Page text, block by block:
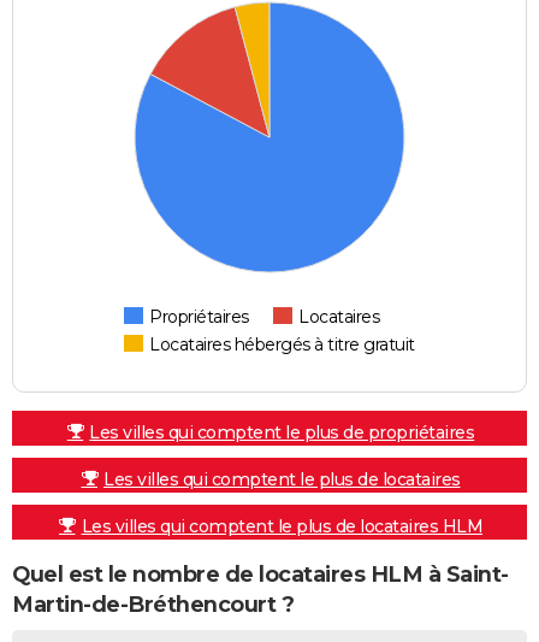
Propriétaires
Locataires
Locataires hébergés à titre gratuit
Les villes qui comptent le plus de propriétaires
Les villes qui comptent le plus de locataires
Les villes qui comptent le plus de locataires HLM
Quel est le nombre de locataires HLM à Saint-
Martin-de-Bréthencourt ?